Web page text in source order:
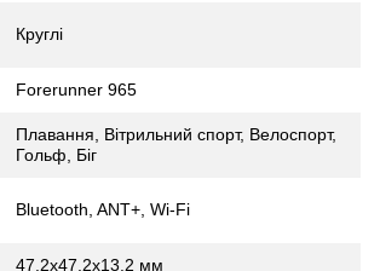
Круглі
Forerunner 965
Плавання, Вітрильний спорт, Велоспорт,
Гольф, Біг
Bluetooth, ANT+, Wi-Fi
47.2x47.2x13.2 мм